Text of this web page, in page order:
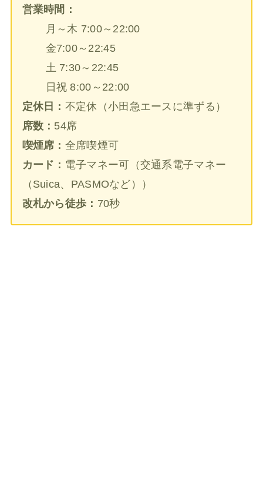
営業時間：
月～木 7:00～22:00
金7:00～22:45
土 7:30～22:45
日祝 8:00～22:00
定休日： 不定休（小田急エースに準ずる）
席数： 54席
喫煙席： 全席喫煙可
カード： 電子マネー可（交通系電子マネー
（Suica、PASMOなど））
改札から徒歩： 70秒